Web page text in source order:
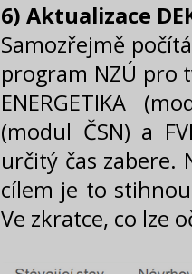
6) Aktualizace
Samozřejmě
program NZÚ pro
ENERGETIKA
(modul ČSN) a
určitý čas zabere.
cílem je to
Ve zkratce, co lze